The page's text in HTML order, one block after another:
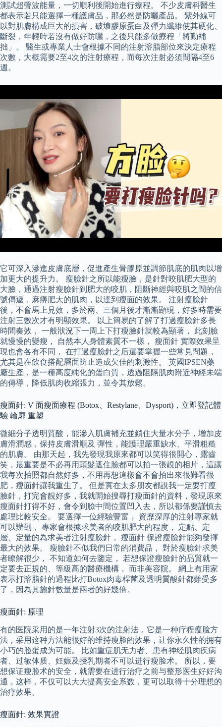
測試超聲波能量，一切順利後開始進行療程。 不少皮膚科醫生
都表示若只能選擇一種護膚品，那必然是防曬產品。 紫外線可
以對肌膚構成巨大的損害，破壞膠原蛋白及彈力纖維使其硬化、
斷裂，年輕時若沒有做好防曬，之後只能多做療程「將勤補
拙」。 醫生或專業人士會根據不同的注射溶脂部位來決定療程
次數，大概需要2至4次的注射療程，而每次注射必須間隔4至6
週。
它可深入滲進皮膚底層，促進產生骨膠原並調節肌底的肌肉以增
加更大的提升力。 瘦臉針之所以能瘦臉，是針對咬肌肥大型的
大臉，通過注射瘦臉針到肥大的咬肌，阻斷神經與咬肌之間的信
號傳遞，麻痹肥大的肌肉，以達到瘦面的效果。 注射瘦臉針
後，不會馬上見效，多於兩、三個月後才漸漸顯現，好多時需要
注射三數次才有明顯效果。 以上簡易的了解了打過瘦臉針多長
時間奏效， 一般狀況下一周上下打瘦臉針就較為顯著， 此刻臉
就慢慢的變瘦， 自然本人身體素質不一樣， 瘦面針 實際效果呈
現也會各有不同， 在打過瘦臉針之后還要掌握一些常見問題，
尤其是在飲食搭配層面防止造成欠佳的刺激性。 英國IPSEN藥
廠生產，是一種高度純化的蛋白質，透過阻隔肌肉附近神經未端
的傳導，降低肌肉收縮張力，並令其放鬆。
瘦面針: V 面瘦面療程 (Botox、Restylane、Dysport)，立即登記體
驗 輪廓 重塑
微細分子透明質酸，能滲入肌膚補充並鎖住大量水分子，增加皮
膚滑潤感，保持皮膚滑順及 彈性，能護理嚴重缺水、平滑粗糙
的肌膚。 由那天起，我先發現我原來都可以笑得很開心，露齒
笑，最重要是不必再用頭髮遮住臉都可以拍一張靚的相片，這讓
我每次拍照都自然好多，不用再想這樣會不會拍出來很難看很
肥，瘦面針讓我重生了。 但是實在太多朋友都說我一定要打瘦
臉針，打完會靚好多，我就開始搜尋打瘦面針的資料，發現原來
瘦面針打得不好，會令到臉中間位置凹入去，所以都係要謹慎去
處理比較安全。 要選擇一位經驗豐富， 資歷深厚的注射專家就
可以辦到， 專家會根據求美者的咬肌肥大的程度， 定點、定
層、定量的為求美者注射瘦臉針， 瘦面針 保證瘦臉針能夠發揮
最大的效果。 瘦臉針不似我們日常的消費品， 對於瘦臉針求美
者瞭解很少， 不知道如何去鑒定， 若想保證瘦臉針的品質就一
定要去正規的、等級高的醫療機構， 而非美容院。 網上有用家
表示打溶脂針的過程比打Botox肉毒桿菌及透明質酸針都難受多
了，因為其施針數量是兩者的好幾倍。
瘦面針: 原理
有的医院采用的是一年注射3次的注射法，它是一种疗程瘦脸方
法，采用这种方法能很好的维持瘦脸的效果，让你永久性的拥有
小巧的脸蛋成为可能。 比如重症肌无力者、患有神经肌肉疾病
者、过敏体质、妊娠及授乳期者不可以进行瘦脸术。 所以，要
想保证瘦脸术的安全，就需要在进行治疗之前与整形医生好好沟
通，这样，不仅可以大大提高安全系数，更可以取得十分理想的
治疗效果。
瘦面針: 效果實證